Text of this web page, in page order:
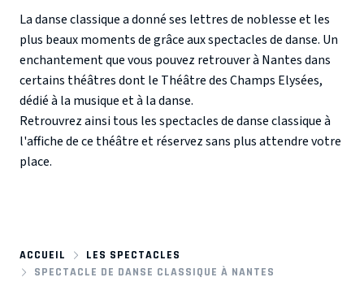
La danse classique a donné ses lettres de noblesse et les
plus beaux moments de grâce aux spectacles de danse. Un
enchantement que vous pouvez retrouver à Nantes dans
certains théâtres dont le Théâtre des Champs Elysées,
dédié à la musique et à la danse.
Retrouvrez ainsi tous les spectacles de danse classique à
l'affiche de ce théâtre et réservez sans plus attendre votre
place.
ACCUEIL
LES SPECTACLES
SPECTACLE DE DANSE CLASSIQUE À NANTES